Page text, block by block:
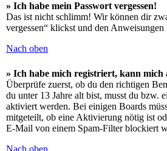
» Ich habe mein Passwort vergessen!
Das ist nicht schlimm! Wir können dir
vergessen“ klickst und den
Nach oben
» Ich habe mich registriert, kann mich
Überprüfe zuerst, ob du den richtigen
du unter 13 Jahre alt bist, musst du bzw.
aktiviert werden. Bei einigen Boards
mitgeteilt, ob eine Aktivierung nötig ist
E-Mail von einem Spam-Filter blockiert
Nach oben